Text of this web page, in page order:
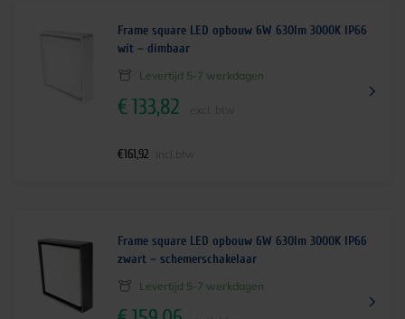
Frame square LED opbouw 6W 630lm 3000K IP66
wit – dimbaar
Levertijd 5-7 werkdagen
€133,82
€161,92
Frame square LED opbouw 6W 630lm 3000K IP66
zwart – schemerschakelaar
Levertijd 5-7 werkdagen